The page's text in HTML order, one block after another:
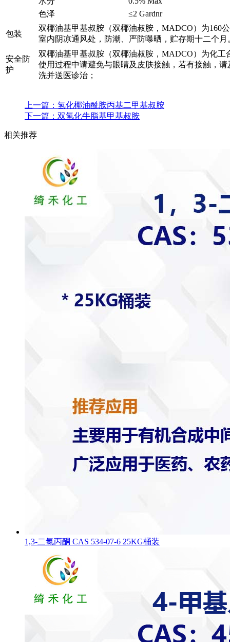
色泽
≤2 Gardnr
包装
双椰油基甲基叔胺（双椰油叔胺，MADCO）为160
室内阴凉通风处，防潮、严防曝晒，贮存期十二个月
安全防
护
双椰油基甲基叔胺（双椰油叔胺，MADCO）为化工
使用过程中请避免与眼睛及皮肤接触，若有接触，
洗并送医诊治；
上一篇： 氢化椰油酰胺丙基二甲基叔胺
下一篇： 双氢化牛脂基甲基叔胺
相关推荐
1,3-二氯丙酮 CAS 534-07-6 25KG桶装